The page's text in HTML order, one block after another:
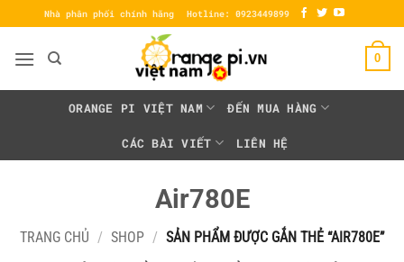
qua
nội
Nhà phân phối chính hãng Hotline: 0923449899
0
ORANGE PI VIỆT NAM ĐẾN MUA HÀNG
CÁC BÀI VIẾT LIÊN HỆ
Air780E
TRANG CHỦ / SHOP / SẢN PHẨM ĐƯỢC GẮN THẺ “AIR780E”